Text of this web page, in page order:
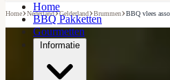
Home
BBQ Pakketten
Gourmetten
Informatie
Home›Nederland›Gelderland›Brummen›BBQ vlees